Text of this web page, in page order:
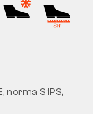
norma S1PS,